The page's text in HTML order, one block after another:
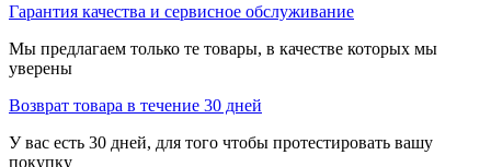
Гарантия качества и сервисное обслуживание
Мы предлагаем только те товары, в качестве которых мы
уверены
Возврат товара в течение 30 дней
У вас есть 30 дней, для того чтобы протестировать вашу
покупку